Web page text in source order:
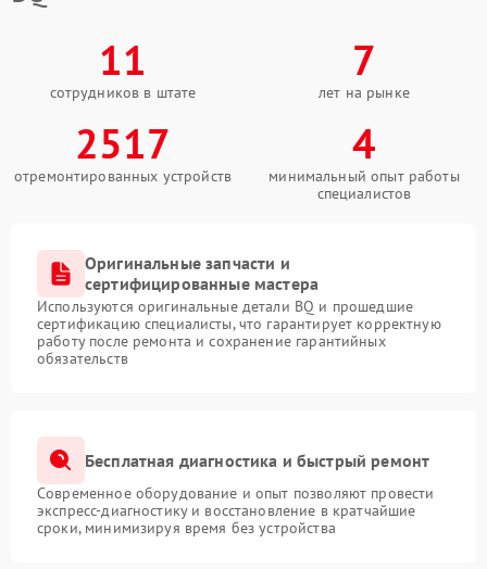
11
сотрудников в штате
7
лет на рынке
2517
отремонтированных устройств
4
минимальный опыт работы
специалистов
Оригинальные запчасти и
сертифицированные мастера
Используются оригинальные детали BQ и прошедшие
сертификацию специалисты, что гарантирует корректную
работу после ремонта и сохранение гарантийных
обязательств
Бесплатная диагностика и быстрый ремонт
Современное оборудование и опыт позволяют провести
экспресс-диагностику и восстановление в кратчайшие
сроки, минимизируя время без устройства